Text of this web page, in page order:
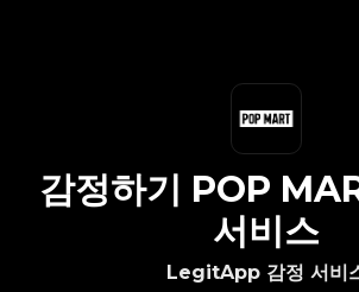
LegitApp 감정 서비
감정하기 POP
서비스